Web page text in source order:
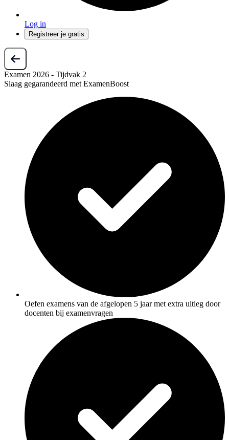
Log in
Registreer je gratis
Examen 2026 - Tijdvak 2
Slaag gegarandeerd met ExamenBoost
Oefen examens van de afgelopen 5 jaar met extra uitleg door
docenten bij examenvragen